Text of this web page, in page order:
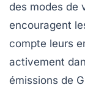
des modes de
encouragent
compte leurs
activement
émissions de